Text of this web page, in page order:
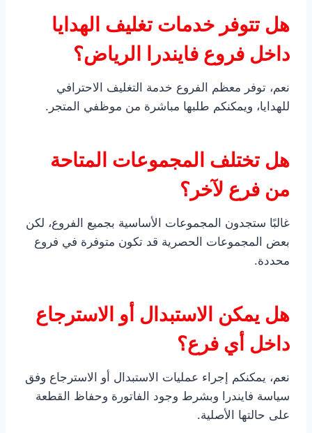
هل تتوفر خدمات تغليف الهدايا
داخل فروع فايندرا الرياض؟
نعم، توفر معظم الفروع خدمة التغليف الاحترافي
للهدايا، ويمكنكم طلبها مباشرة من موظفي المتجر.
هل تختلف المجموعات المتاحة
من فرع لآخر؟
غالبًا ستجدون المجموعات الأساسية بجميع الفروع، لكن
بعض المجموعات الحصرية قد تكون متوفرة في فروع
محددة.
هل يمكن الاستبدال أو الاسترجاع
داخل أي فرع؟
نعم، يمكنكم إجراء عمليات الاستبدال أو الاسترجاع وفق
سياسة فايندرا وبشرط وجود الفاتورة وحفاظ القطعة
على حالتها الأصلية.